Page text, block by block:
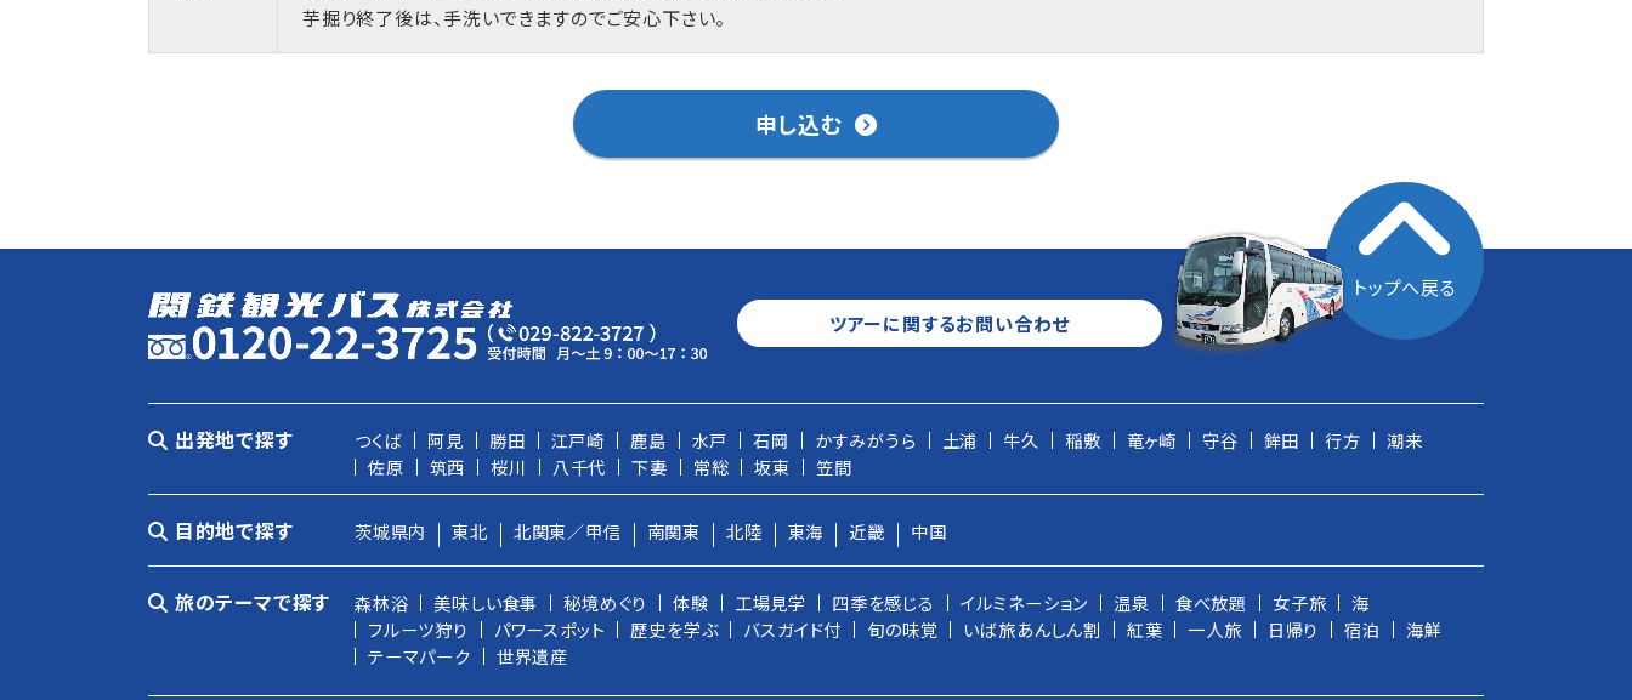
芋掘り終了後は、手洗いできますのでご安心下さい。
申し込む
トップへ戻る
ツアーに関するお問い合わせ
出発地で探す つくば 阿見 勝田 江戸崎 鹿島 水戸 石岡 かすみがうら 土浦 牛久 稲敷 竜ヶ崎 守谷 鉾田 行方
潮来
佐原
筑西 桜川 八千代 下妻 常総 坂東 笠間
目的地で探す 茨城県内 東北 北関東／甲信 南関東 北陸 東海 近畿 中国
旅のテーマで探す 森林浴 美味しい食事 秘境めぐり 体験 工場見学 四季を感じる イルミネーション 温泉 食べ放題 女子旅
海
フルーツ狩り
パワースポット 歴史を学ぶ バスガイド付 旬の味覚 いば旅あんしん割 紅葉 一人旅 日帰り 宿泊
海鮮
テーマパーク
世界遺産